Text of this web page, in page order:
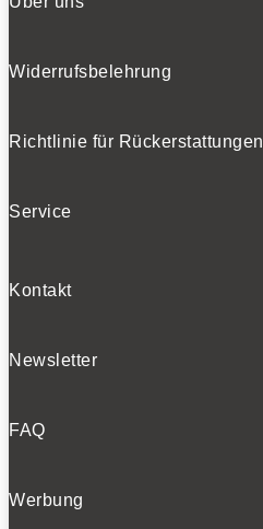
Widerrufsbelehrung
Richtlinie für Rückerstattungen
Service
Kontakt
Newsletter
FAQ
Werbung